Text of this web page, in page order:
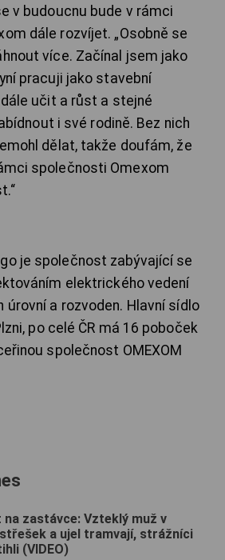
v budoucnu bude v rámci
dále rozvíjet. „Osobně se
více. Začínal jsem jako
pracuji jako stavební
učit a růst a stejné
i své rodině. Bez nich
dělat, takže doufám, že
společnosti Omexom
je společnost zabývající se
elektrického vedení
úrovní a rozvoden. Hlavní sídlo
po celé ČR má 16 poboček
společnost OMEXOM
zastávce: Vzteklý muž v
a ujel tramvají, strážníci
(VIDEO)